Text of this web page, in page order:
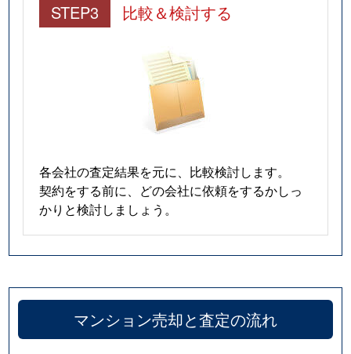
STEP3 比較＆検討する
各会社の査定結果を元に、比較検討します。
契約をする前に、どの会社に依頼をするかしっ
かりと検討しましょう。
マンション売却と査定の流れ